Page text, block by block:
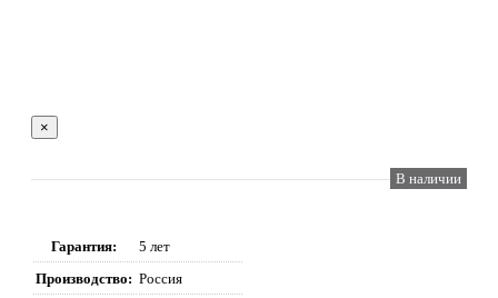
×
В наличии
Гарантия:
5 лет
Производство: Россия